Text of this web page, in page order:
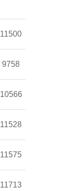
11500
9758
10566
11528
11575
11713